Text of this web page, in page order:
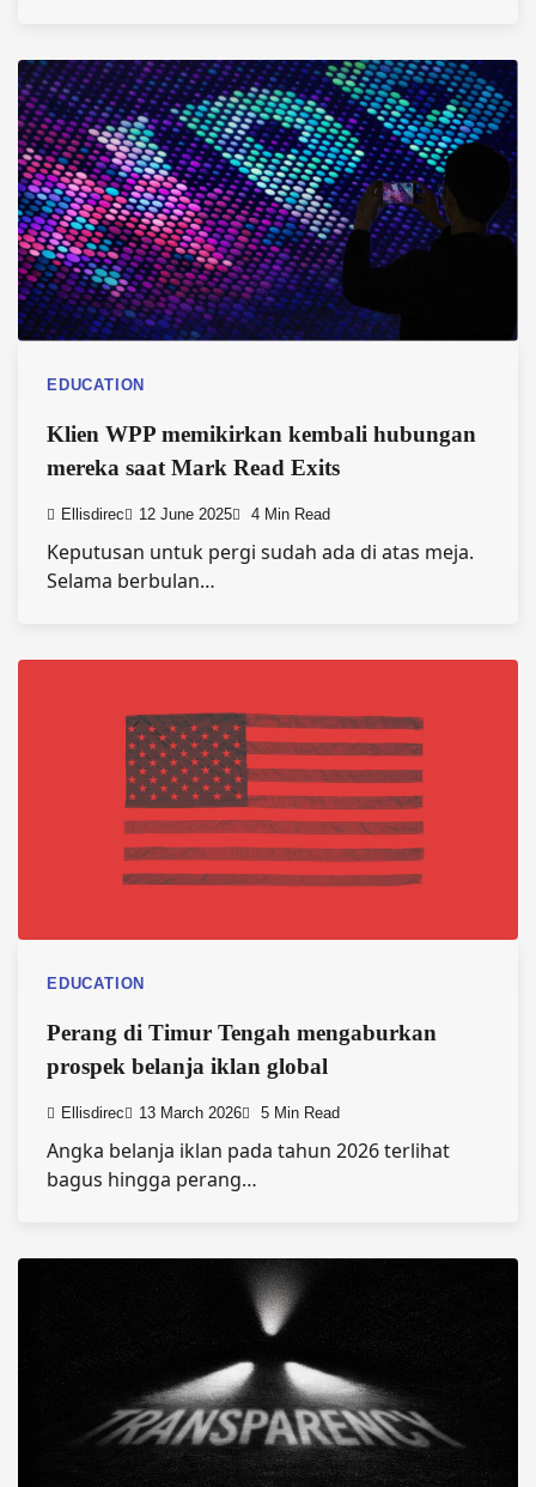
EDUCATION
Klien WPP memikirkan kembali hubungan
mereka saat Mark Read Exits
Ellisdirec 12 June 2025 4 Min Read
Keputusan untuk pergi sudah ada di atas meja.
Selama berbulan…
EDUCATION
Perang di Timur Tengah mengaburkan
prospek belanja iklan global
Ellisdirec 13 March 2026 5 Min Read
Angka belanja iklan pada tahun 2026 terlihat
bagus hingga perang…